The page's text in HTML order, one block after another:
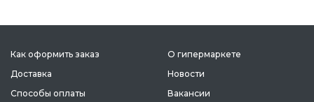
Как оформить заказ
Доставка
Способы оплаты
О гипермаркете
Новости
Вакансии